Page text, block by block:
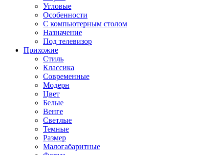
Угловые
Особенности
С компьютерным столом
Назначение
Под телевизор
Прихожие
Стиль
Классика
Современные
Модерн
Цвет
Белые
Венге
Светлые
Темные
Размер
Малогабаритные